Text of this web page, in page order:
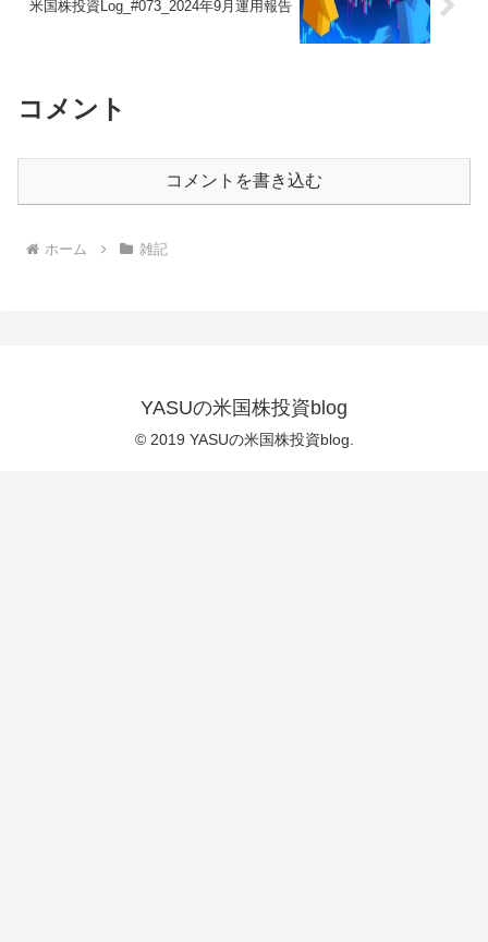
米国株投資Log_#073_2024年9月運用報告
コメント
コメントを書き込む
ホーム 雑記
YASUの米国株投資blog
© 2019 YASUの米国株投資blog.